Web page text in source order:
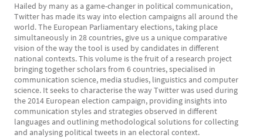
Hailed by many as a game-changer in political communication,
Twitter has made its way into election campaigns all around the
world. The European Parliamentary elections, taking place
simultaneously in 28 countries, give us a unique comparative
vision of the way the tool is used by candidates in different
national contexts. This volume is the fruit of a research project
bringing together scholars from 6 countries, specialised in
communication science, media studies, linguistics and computer
science. It seeks to characterise the way Twitter was used during
the 2014 European election campaign, providing insights into
communication styles and strategies observed in different
languages and outlining methodological solutions for collecting
and analysing political tweets in an electoral context.